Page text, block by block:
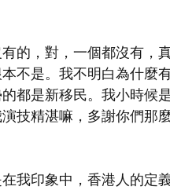
的，對，一個都沒有，
不是。我不明白為什麼
都是新移民。我小時候
技精湛嘛，多謝你們那
我印象中，香港人的定